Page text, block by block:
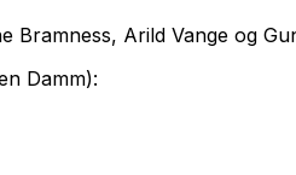
Bramness, Arild Vange og
Damm):